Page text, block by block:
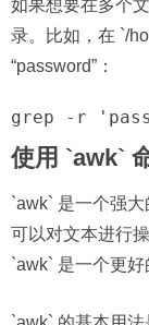
如果想要在多个
录。比如，在 `/
“password”：
grep -r
使用 `awk`
`awk` 是一个强
可以对文本进行
`awk` 是一个更好